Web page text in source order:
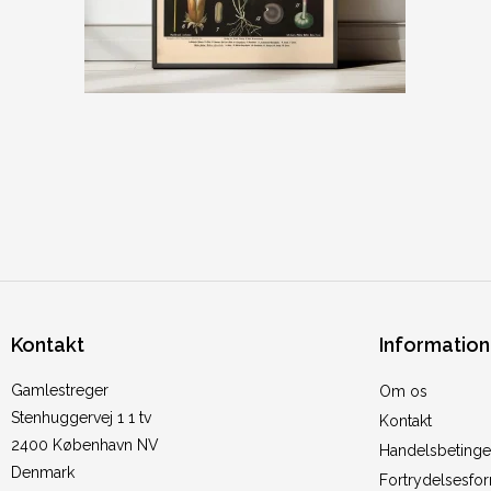
Kontakt
Gamlestreger
Stenhuggervej 1 1 tv
2400 København NV
Denmark
Information
Om os
Kontakt